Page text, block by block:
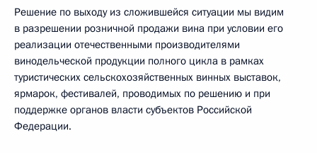
Решение по выходу из сложившейся ситуации мы видим
в разрешении розничной продажи вина при условии его
реализации отечественными производителями
винодельческой продукции полного цикла в рамках
туристических сельскохозяйственных винных выставок,
ярмарок, фестивалей, проводимых по решению и при
поддержке органов власти субъектов Российской
Федерации.